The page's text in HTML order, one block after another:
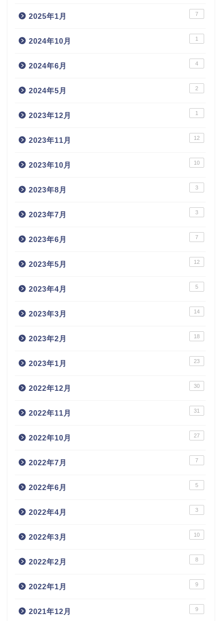
2025年1月 7
2024年10月 1
2024年6月 4
2024年5月 2
2023年12月 1
2023年11月 12
2023年10月 10
2023年8月 3
2023年7月 3
2023年6月 7
2023年5月 12
2023年4月 5
2023年3月 14
2023年2月 18
2023年1月 23
2022年12月 30
2022年11月 31
2022年10月 27
2022年7月 7
2022年6月 5
2022年4月 3
2022年3月 10
2022年2月 8
2022年1月 9
2021年12月 9